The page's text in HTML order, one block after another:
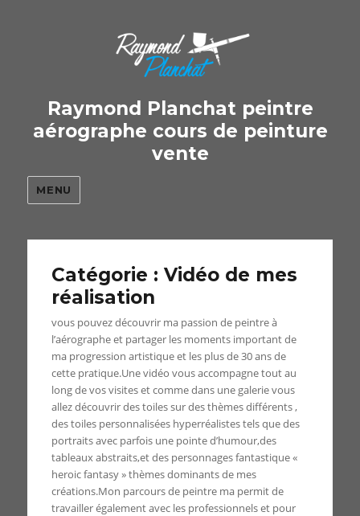
Raymond Planchat peintre
aérographe cours de peinture
vente
MENU
Catégorie : Vidéo de mes
réalisation
vous pouvez découvrir ma passion de peintre à
l’aérographe et partager les moments important de
ma progression artistique et les plus de 30 ans de
cette pratique.Une vidéo vous accompagne tout au
long de vos visites et comme dans une galerie vous
allez découvrir des toiles sur des thèmes différents ,
des toiles personnalisées hyperréalistes tels que des
portraits avec parfois une pointe d’humour,des
tableaux abstraits,et des personnages fantastique «
heroic fantasy » thèmes dominants de mes
créations.Mon parcours de peintre ma permit de
travailler également avec les professionnels et pour